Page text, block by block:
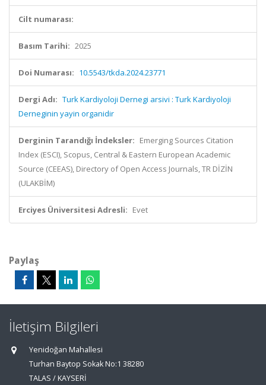
Cilt numarası:
Basım Tarihi: 2025
Doi Numarası: 10.5543/tkda.2024.23771
Dergi Adı: Turk Kardiyoloji Dernegi arsivi : Turk Kardiyoloji
Derneginin yayin organidir
Derginin Tarandığı İndeksler: Emerging Sources Citation
Index (ESCI), Scopus, Central & Eastern European Academic
Source (CEEAS), Directory of Open Access Journals, TR DİZİN
(ULAKBİM)
Erciyes Üniversitesi Adresli: Evet
Paylaş
İletişim Bilgileri
Yenidoğan Mahallesi
Turhan Baytop Sokak No:1 38280
TALAS / KAYSERİ